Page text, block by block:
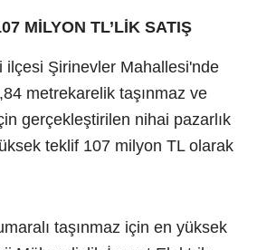
MİLYON TL’LİK SATIŞ
ilçesi Şirinevler Mahallesi'nde
metrekarelik taşınmaz ve
gerçekleştirilen nihai pazarlık
teklif 107 milyon TL olarak
taşınmaz için en yüksek